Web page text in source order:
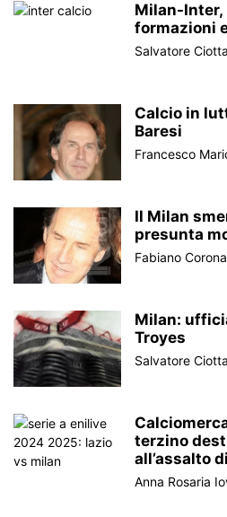
Milan-Inter,
formazioni
Salvatore Ciotta
Calcio in
Baresi
Francesco
Il Milan
presunta
Fabiano Corona
Milan:
Troyes
Salvatore Ciotta
terzino
all’assalto
Anna Rosaria